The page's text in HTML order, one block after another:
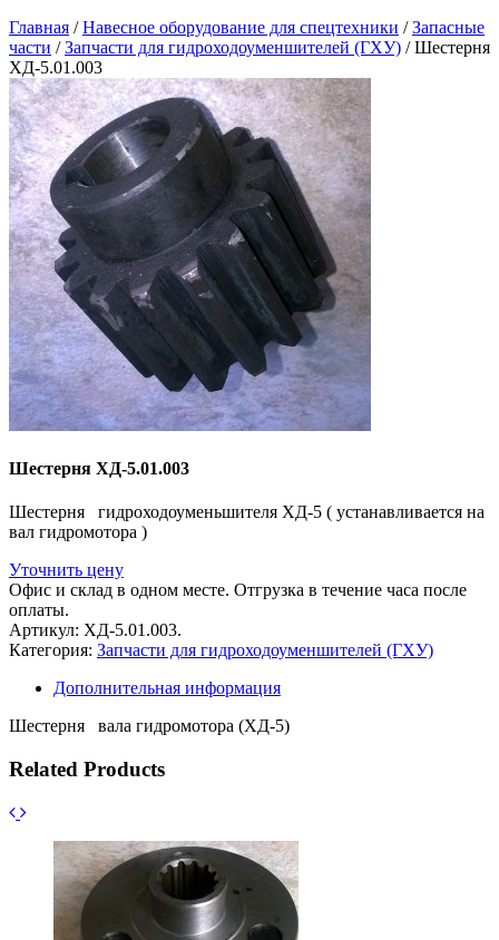
Главная /Навесное оборудование для спецтехники /Запасные
части /Запчасти для гидроходоуменшителей (ГХУ) / Шестерня
ХД-5.01.003
Шестерня ХД-5.01.003
Шестерня гидроходоуменьшителя ХД-5 ( устанавливается на
вал гидромотора )
Уточнить цену
Офис и склад в одном месте. Отгрузка в течение часа после
оплаты.
Артикул: ХД-5.01.003.
Категория: Запчасти для гидроходоуменшителей (ГХУ)
Дополнительная информация
Шестерня вала гидромотора (ХД-5)
Related Products